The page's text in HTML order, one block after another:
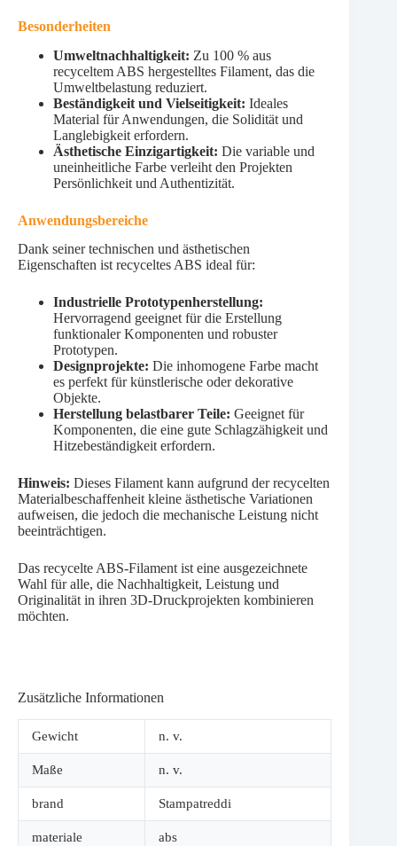
Besonderheiten
Umweltnachhaltigkeit: Zu 100 % aus
recyceltem ABS hergestelltes Filament, das die
Umweltbelastung reduziert.
Beständigkeit und Vielseitigkeit: Ideales
Material für Anwendungen, die Solidität und
Langlebigkeit erfordern.
Ästhetische Einzigartigkeit: Die variable und
uneinheitliche Farbe verleiht den Projekten
Persönlichkeit und Authentizität.
Anwendungsbereiche
Dank seiner technischen und ästhetischen
Eigenschaften ist recyceltes ABS ideal für:
Industrielle Prototypenherstellung:
Hervorragend geeignet für die Erstellung
funktionaler Komponenten und robuster
Prototypen.
Designprojekte: Die inhomogene Farbe macht
es perfekt für künstlerische oder dekorative
Objekte.
Herstellung belastbarer Teile: Geeignet für
Komponenten, die eine gute Schlagzähigkeit und
Hitzebeständigkeit erfordern.
Hinweis: Dieses Filament kann aufgrund der recycelten
Materialbeschaffenheit kleine ästhetische Variationen
aufweisen, die jedoch die mechanische Leistung nicht
beeinträchtigen.
Das recycelte ABS-Filament ist eine ausgezeichnete
Wahl für alle, die Nachhaltigkeit, Leistung und
Originalität in ihren 3D-Druckprojekten kombinieren
möchten.
Zusätzliche Informationen
Gewicht n. v.
Maße n. v.
brand Stampatreddi
materiale abs